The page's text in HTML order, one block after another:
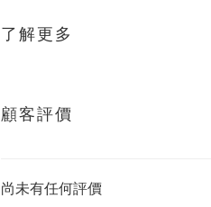
了解更多
顧客評價
尚未有任何評價